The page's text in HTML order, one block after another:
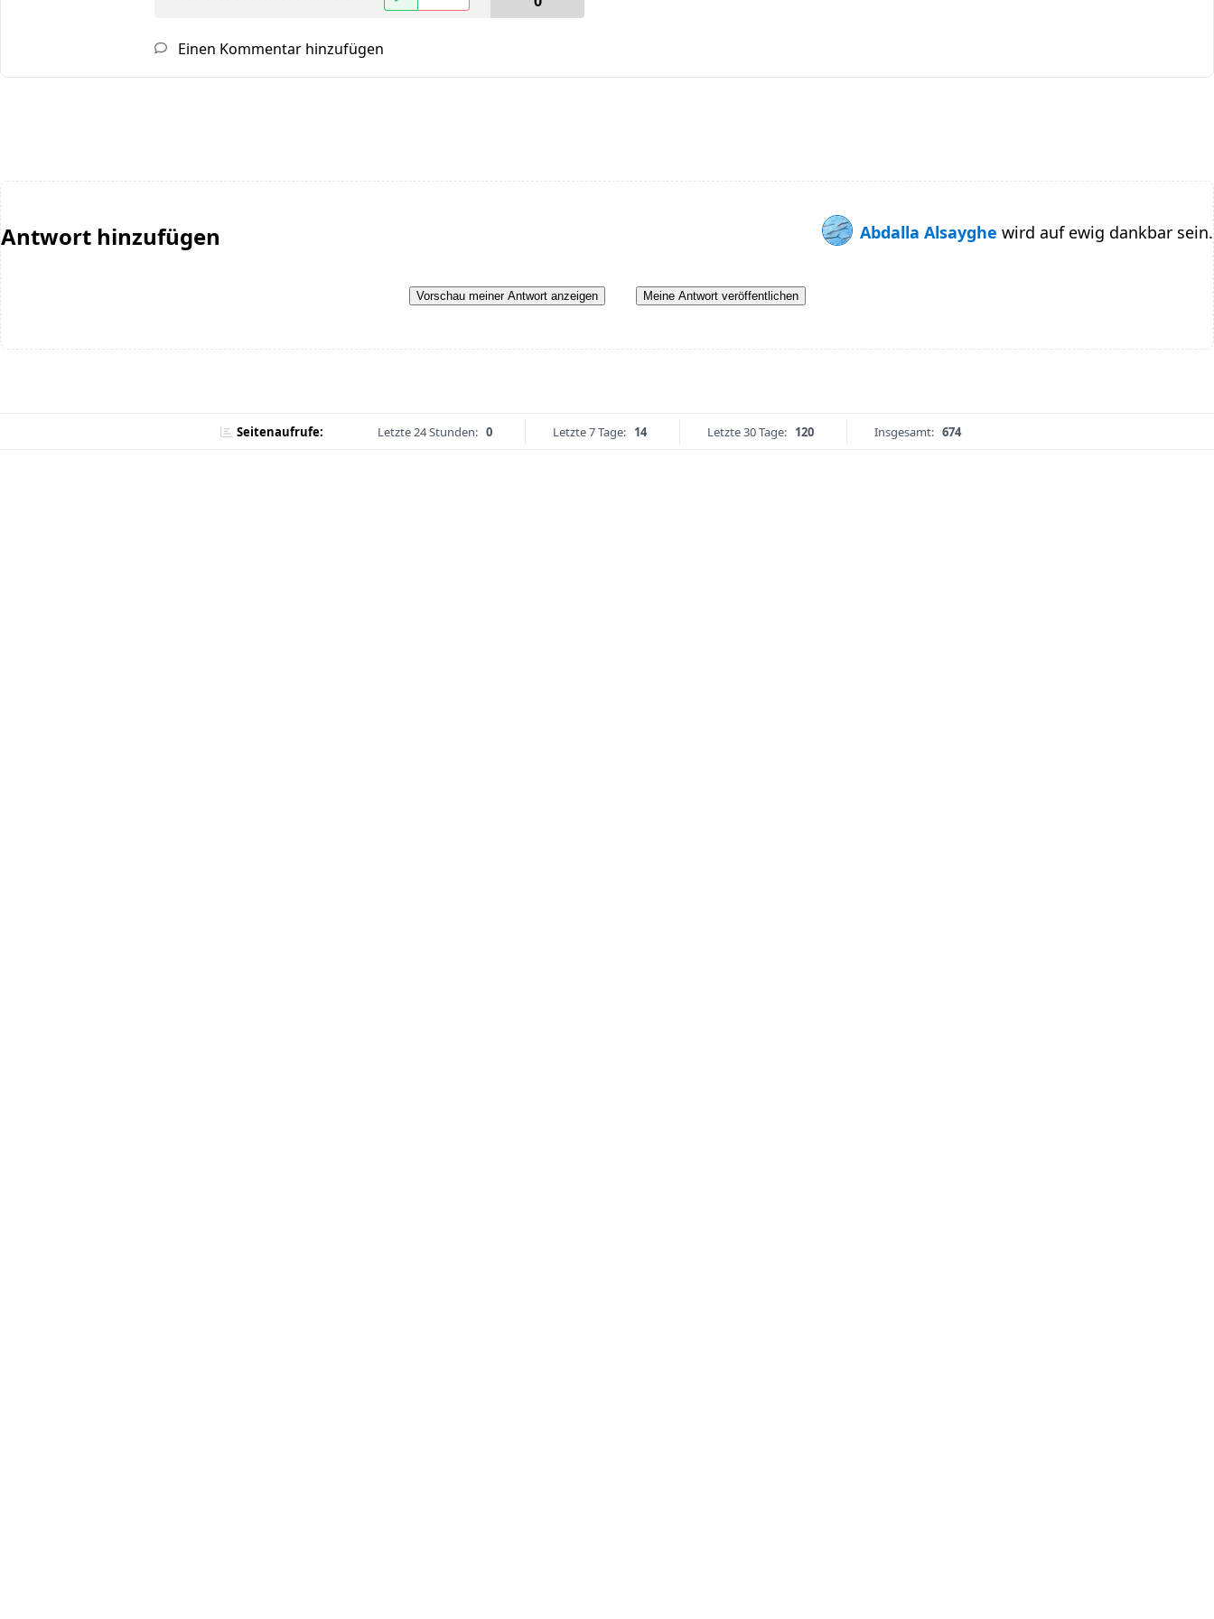
Einen Kommentar hinzufügen
Antwort hinzufügen Abdalla Alsayghe wird auf ewig dankbar sein.
Vorschau meiner Antwort anzeigen Meine Antwort veröffentlichen
Seitenaufrufe: Letzte 24 Stunden: 0 Letzte 7 Tage: 14 Letzte 30 Tage: 120 Insgesamt: 674